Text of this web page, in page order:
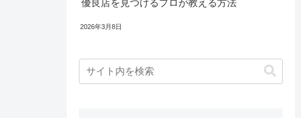
優良店を見つけるプロが教える方法
2026年3月8日